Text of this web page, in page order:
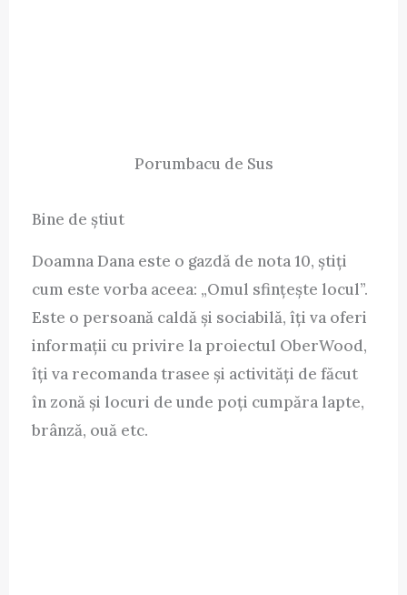
Porumbacu de Sus
Bine de știut
Doamna Dana este o gazdă de nota 10, știți
cum este vorba aceea: „Omul sfințește locul”.
Este o persoană caldă și sociabilă, îți va oferi
informații cu privire la proiectul OberWood,
îți va recomanda trasee și activități de făcut
în zonă și locuri de unde poți cumpăra lapte,
brânză, ouă etc.